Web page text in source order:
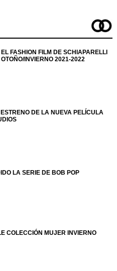
FASHION FILM DE SCHIAPARELLI
INVIERNO 2021-2022
DE LA NUEVA PELÍCULA
LA SERIE DE BOB POP
COLECCIÓN MUJER INVIERNO